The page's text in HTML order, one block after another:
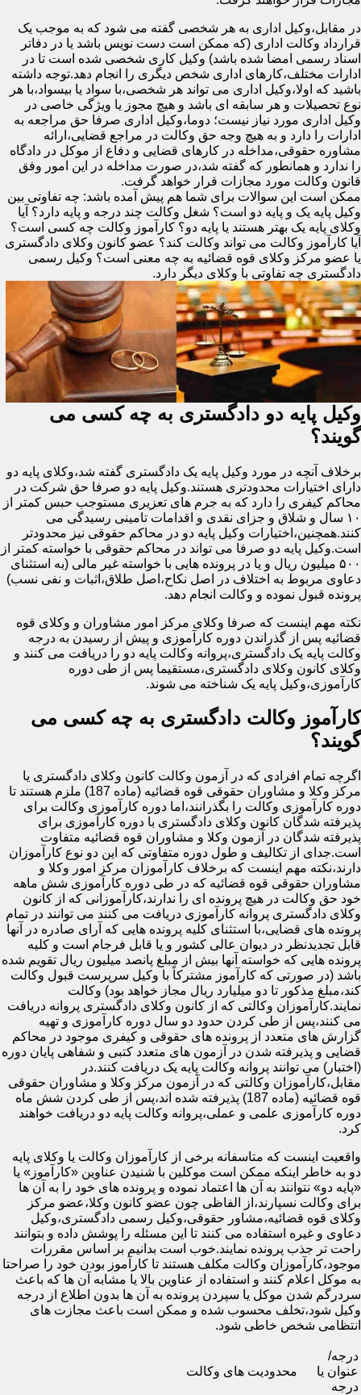
در مقابل،وکیل اداری به هر شخصی گفته می شود که به موجب یک
قرارداد وکالت اداری (که ممکن است دست نویس باشد یا در دفاتر
اسناد رسمی امضا شده باشد) وکیل کاری شخصی شده است تا در
ادارات مختلف،کارهای اداری شخص دیگری را انجام دهد.توجه داشته
باشید که اولا،وکیل اداری می تواند هر شخصی،با سواد یا بیسواد،با هر
نوع تحصیلات و هر سابقه ای باشد و هیچ مجوز یا ویژگی خاصی در
وکیل اداری مورد نیاز نیست؛ دوما،وکیل اداری صرفا حق مراجعه به
ادارات را دارد و به هیچ وجه حق وکالت در مراجع قضایی،ارائه
مشاوره حقوقی،مداخله در کارهای قضایی و دفاع از موکل در دادگاه
را ندارد و همانطور که گفته شد،در صورت مداخله در این امور وفق
قانون وکالت مورد مجازات قرار خواهد گرفت.
ممکن است این سوالات برای شما هم پیش آمده باشد: چه تفاوتی بین
وکیل پایه یک و پایه دو است؟ شغل وکالت چند درجه و پایه دارد؟ آیا
وکلای پایه یک بهتر هستند یا پایه دو؟ کارآموز وکالت چه کسی است؟
آیا کارآموز وکالت می تواند وکالت کند؟ عضو کانون وکلای دادگستری
یا عضو مرکز وکلای قوه قضائیه به چه معنی است؟ وکیل رسمی
دادگستری چه تفاوتی با وکلای دیگر دارد.
وکیل پایه دو دادگستری به چه کسی می
گویند؟
برخلاف آنچه در مورد وکیل پایه یک دادگستری گفته شد،وکلای پایه دو
دارای اختیارات محدودتری هستند.وکیل پایه دو صرفا حق شرکت در
محاکم کیفری را دارد که به جرم های تعزیری مستوجب حبس کمتر از
۱۰ سال و شلاق و جزای نقدی و اقدامات تامینی رسیدگی می
کنند.همچنین،اختیارات وکیل پایه دو در محاکم حقوقی نیز محدودتر
است.وکیل پایه دو صرفا می تواند در محاکم حقوقی با خواسته کمتر از
۵۰۰ میلیون ریال و یا در پرونده هایی با خواسته غیر مالی (به استثنای
دعاوی مربوط به اختلاف در اصل نکاح،اصل طلاق،اثبات و نفی نسب)
پرونده قبول نموده و وکالت انجام دهد.
نکته مهم اینست که صرفا وکلای مرکز امور مشاوران و وکلای قوه
قضائیه پس از گذراندن دوره کارآموزی و پیش از رسیدن به درجه
وکالت پایه یک دادگستری،پروانه وکالت پایه دو را دریافت می کنند و
وکلای کانون وکلای دادگستری،مستقیما پس از طی دوره
کارآموزی،وکیل پایه یک شناخته می شوند.
کارآموز وکالت دادگستری به چه کسی می
گویند؟
اگرچه تمام افرادی که در آزمون وکالت کانون وکلای دادگستری یا
مرکز وکلا و مشاوران حقوقی قوه قضائیه (ماده 187) ملزم هستند تا
دوره کارآموزی وکالت را بگذرانند،اما دوره کارآموزی وکالت برای
پذیرفته شدگان کانون وکلای دادگستری با دوره کارآموزی برای
پذیرفته شدگان در آزمون وکلا و مشاوران قوه قضائیه متفاوت
است.جدای از تکالیف و طول دوره متفاوتی که این دو نوع کارآموزان
دارند،نکته مهم اینست که برخلاف کارآموزان مرکز امور وکلا و
مشاوران حقوقی قوه قضائیه که در طی دوره کارآموزی شش ماهه
خود حق وکالت در هیچ پرونده ای را ندارند،کارآموزانی که از کانون
وکلای دادگستری پروانه کارآموزی دریافت می کنند می توانند در تمام
پرونده های قضایی،با استثنای کلیه پرونده هایی که آرای صادره در آنها
قابل تجدیدنظر در دیوان عالی کشور و یا قابل فرجام است و کلیه
پرونده هایی که خواسته آنها بیش از مبلغ پانصد میلیون ریال تقویم شده
باشد (در صورتی که کارآموز مشترکاً با وکیل سرپرست قبول وکالت
کند،مبلغ مذکور تا دو میلیارد ریال مجاز خواهد بود) وکالت
نمایند.کارآموزان وکالتی که از کانون وکلای دادگستری پروانه دریافت
می کنند،پس از طی کردن حدود دو سال دوره کارآموزی و تهیه
گزارش های متعدد از پرونده های حقوقی و کیفری موجود در محاکم
قضایی و پذیرفته شدن در آزمون های متعدد کتبی و شفاهی پایان دوره
(اختبار) می توانند پروانه وکالت پایه یک دریافت کنند.در
مقابل،کارآموزان وکالتی که در آزمون مرکز وکلا و مشاوران حقوقی
قوه قضائیه (ماده 187) پذیرفته شده اند،پس از طی کردن شش ماه
دوره کارآموزی علمی و عملی،پروانه وکالت پایه دو دریافت خواهند
کرد.
واقعیت اینست که متاسفانه برخی از کارآموزان وکالت یا وکلای پایه
دو به خاطر اینکه ممکن است موکلین با شنیدن عناوین «کارآموز» یا
«پایه دو» نتوانند به آن ها اعتماد نموده و پرونده های خود را به آن ها
برای وکالت نسپارند،از الفاظی چون عضو کانون وکلا،عضو مرکز
وکلای قوه قضائیه،مشاور حقوقی،وکیل رسمی دادگستری،وکیل
دعاوی و غیره استفاده می کنند تا این مسئله را پوشش داده و بتوانند
راحت تر جذب پرونده نمایند.خوب است بدانیم بر اساس مقررات
موجود،کارآموزان وکالت مکلف هستند تا کارآموز بودن خود را صراحتا
به موکل اعلام کنند و استفاده از عناوین بالا یا مشابه آن ها که باعث
سردرگم شدن موکل یا سپردن پرونده به آن ها بدون اطلاع از درجه
وکیل شود،تخلف محسوب شده و ممکن است باعث مجازت های
انتظامی شخص خاطی شود.
درجه/
عنوان یا
درجه
محدودیت های وکالت